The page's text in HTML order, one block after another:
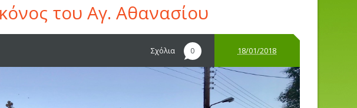
του Αγ. Αθανασίου
Σχόλια 0 18/01/2018